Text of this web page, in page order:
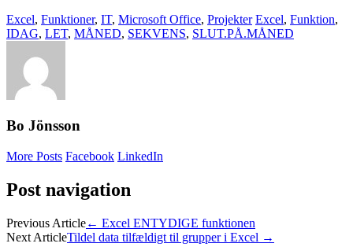
Excel, Funktioner, IT, Microsoft Office, Projekter Excel, Funktion,
IDAG, LET, MÅNED, SEKVENS, SLUT.PÅ.MÅNED
Bo Jönsson
More Posts Facebook LinkedIn
Post navigation
Previous Article← Excel ENTYDIGE funktionen
Next ArticleTildel data tilfældigt til grupper i Excel →